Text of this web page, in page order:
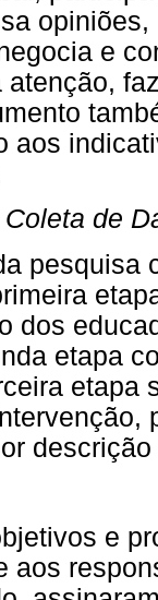
e
atenção,
aos
de
pesquisa
dos
etapa
etapa
e
aos